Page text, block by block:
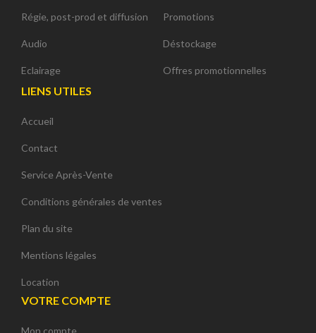
Régie, post-prod et diffusion
Audio
Eclairage
Promotions
Déstockage
Offres promotionnelles
LIENS UTILES
Accueil
Contact
Service Après-Vente
Conditions générales de ventes
Plan du site
Mentions légales
Location
VOTRE COMPTE
Mon compte